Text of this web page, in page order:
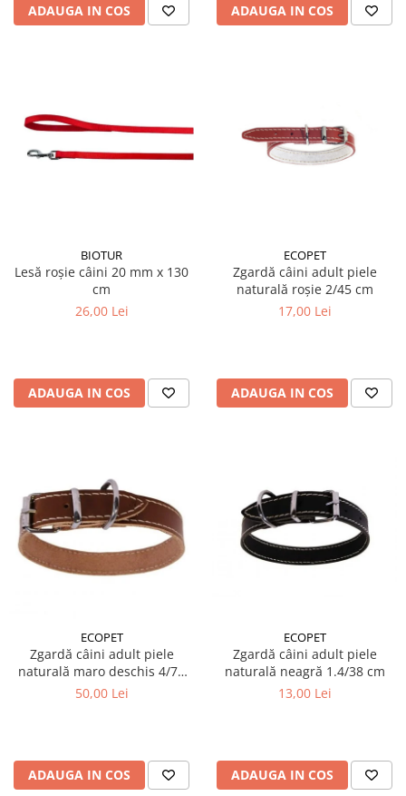
ADAUGA IN COS ADAUGA IN COS
BIOTUR
Lesă roșie câini 20 mm x 130
cm
26,00 Lei
ADAUGA IN COS
ECOPET
Zgardă câini adult piele
naturală roșie 2/45 cm
17,00 Lei
ADAUGA IN COS
ECOPET
Zgardă câini adult piele
naturală maro deschis 4/70
cm
50,00 Lei
ADAUGA IN COS
ECOPET
Zgardă câini adult piele
naturală neagră 1.4/38 cm
13,00 Lei
ADAUGA IN COS